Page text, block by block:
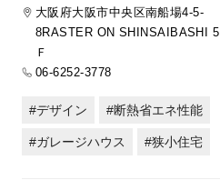
大阪府大阪市中央区南船場4-5-
8RASTER ON SHINSAIBASHI 5
Ｆ
06-6252-3778
デザイン 断熱省エネ性能
ガレージハウス 狭小住宅